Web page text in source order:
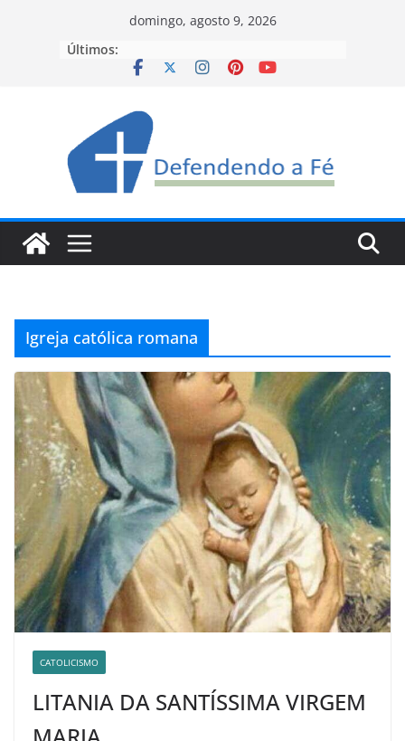
domingo, agosto 9, 2026
Últimos:
Igreja católica romana
CATOLICISMO
LITANIA DA SANTÍSSIMA VIRGEM